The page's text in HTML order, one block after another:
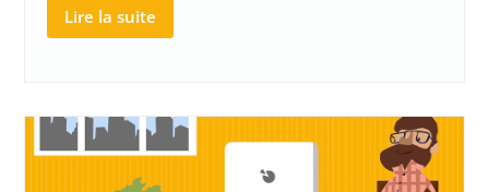
Lire la suite